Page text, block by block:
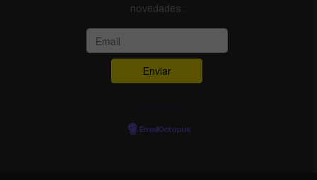
novedades:
EmailOctopus